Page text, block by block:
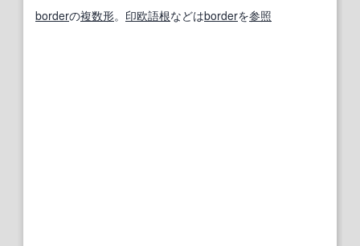
borderの複数形。 印欧語根などはborderを参照